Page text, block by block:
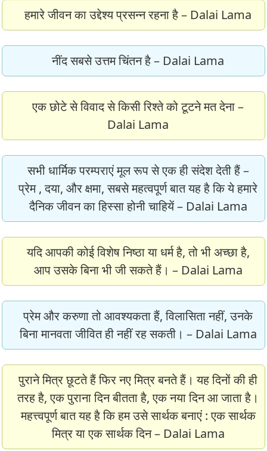
हमारे जीवन का उद्देश्य प्रसन्न रहना है – Dalai Lama
नींद सबसे उत्तम चिंतन है – Dalai Lama
एक छोटे से विवाद से किसी रिश्ते को टूटने मत देना –
Dalai Lama
सभी धार्मिक परम्पराएं मूल रूप से एक ही संदेश देती हैं –
प्रेम , दया, और क्षमा, सबसे महत्वपूर्ण बात यह है कि ये हमारे
दैनिक जीवन का हिस्सा होनी चाहियें – Dalai Lama
यदि आपकी कोई विशेष निष्ठा या धर्म है, तो भी अच्छा है,
आप उसके बिना भी जी सकते हैं। – Dalai Lama
प्रेम और करुणा तो आवश्यकता हैं, विलासिता नहीं, उनके
बिना मानवता जीवित ही नहीं रह सकती। – Dalai Lama
पुराने मित्र छूटते हैं फिर नए मित्र बनते हैं। यह दिनों की ही
तरह है, एक पुराना दिन बीतता है, एक नया दिन आ जाता है।
महत्त्वपूर्ण बात यह है कि हम उसे सार्थक बनाएं : एक सार्थक
मित्र या एक सार्थक दिन – Dalai Lama